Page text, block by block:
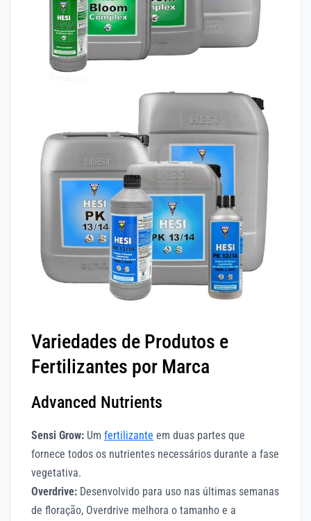
Variedades de Produtos e
Fertilizantes por Marca
Advanced Nutrients
Sensi Grow: Um fertilizante em duas partes que
fornece todos os nutrientes necessários durante a fase
vegetativa.
Overdrive: Desenvolvido para uso nas últimas semanas
de floração, Overdrive melhora o tamanho e a